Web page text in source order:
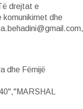
drejtat e
komunikimet dhe
dhe Fëmijë